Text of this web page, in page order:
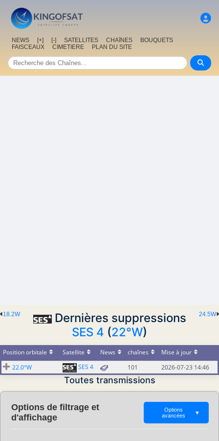
NEWS [+] [-] SATELLITES CHAîNES
BOUQUETS
FAISCEAUX
CIMETIERE PLAN DU SITE
24.5W
18.2W
Dernières suppressions
SES 4 (22°W)
Position orbitale Satellite News chaînes
Mise à jour
22.0°W
SES 4 101 2026-07-23 14:46
Toutes transmissions
Options de filtrage et
d'affichage
Options
avancées
▼